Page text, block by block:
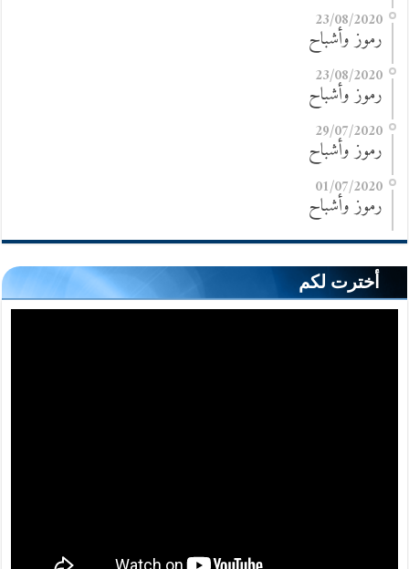
23/08/2020
رموز وأشباح
23/08/2020
رموز وأشباح
29/07/2020
رموز وأشباح
01/07/2020
رموز وأشباح
أخترت لكم